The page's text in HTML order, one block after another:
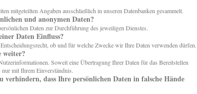
mitgeteilten Angaben ausschließlich in unseren Datenbanken gesammelt.
und anonymen Daten?
Daten zur Durchführung des jeweiligen Dienstes.
Daten Einfluss?
ob und für welche Zwecke wir Ihre Daten verwenden dürfen.
weiter?
Soweit eine Übertragung Ihrer Daten für das Bereitstellen
mit Ihrem Einverständnis.
verhindern, dass Ihre persönlichen Daten in falsche Hände